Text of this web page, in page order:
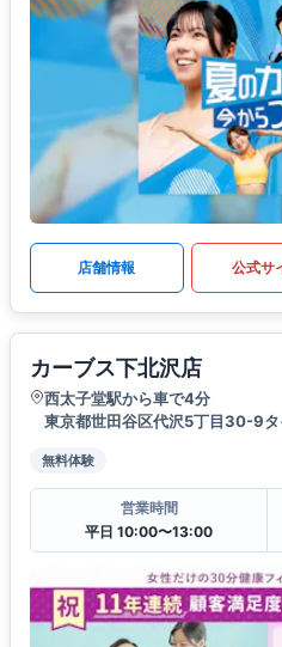
店舗情報 公式サ
カーブス下北沢店
西太子堂駅から車で4分
東京都世田谷区代沢5丁目30-9タ
無料体験
営業時間
平日 10:00〜13:00